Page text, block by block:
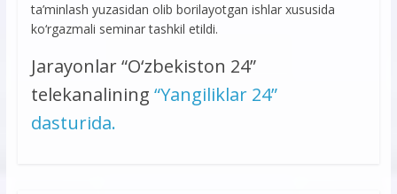
ta’minlash yuzasidan olib borilayotgan ishlar xususida
kо‘rgazmali seminar tashkil etildi.
Jarayonlar “О‘zbekiston 24”
telekanalining “Yangiliklar 24”
dasturida.